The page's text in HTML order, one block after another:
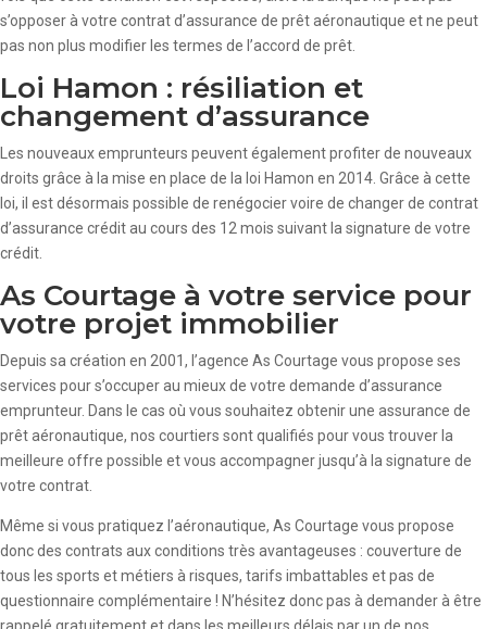
s’opposer à votre contrat d’assurance de prêt aéronautique et ne peut
pas non plus modifier les termes de l’accord de prêt.
Loi Hamon : résiliation et
changement d’assurance
Les nouveaux emprunteurs peuvent également profiter de nouveaux
droits grâce à la mise en place de la loi Hamon en 2014. Grâce à cette
loi, il est désormais possible de renégocier voire de changer de contrat
d’assurance crédit au cours des 12 mois suivant la signature de votre
crédit.
As Courtage à votre service pour
votre projet immobilier
Depuis sa création en 2001, l’agence As Courtage vous propose ses
services pour s’occuper au mieux de votre demande d’assurance
emprunteur. Dans le cas où vous souhaitez obtenir une assurance de
prêt aéronautique, nos courtiers sont qualifiés pour vous trouver la
meilleure offre possible et vous accompagner jusqu’à la signature de
votre contrat.
Même si vous pratiquez l’aéronautique, As Courtage vous propose
donc des contrats aux conditions très avantageuses : couverture de
tous les sports et métiers à risques, tarifs imbattables et pas de
questionnaire complémentaire ! N’hésitez donc pas à demander à être